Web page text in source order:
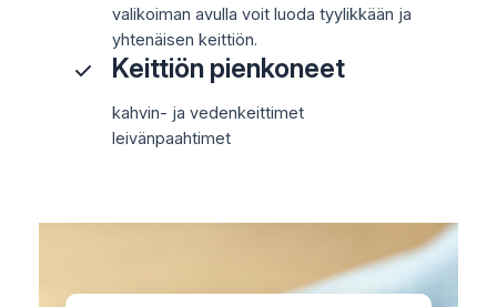
valikoiman avulla voit luoda tyylikkään ja
yhtenäisen keittiön.
Keittiön pienkoneet
kahvin- ja vedenkeittimet
leivänpaahtimet